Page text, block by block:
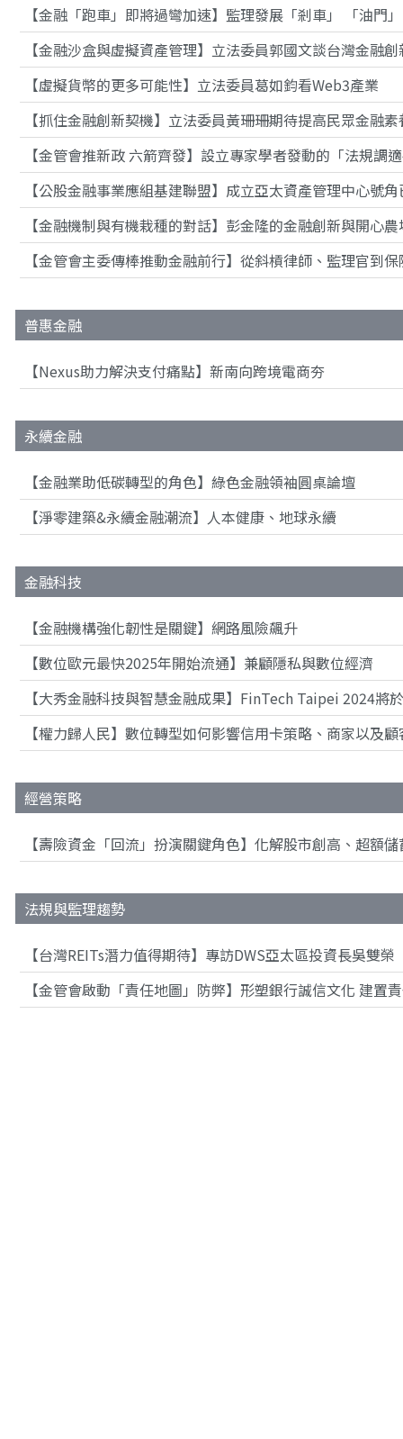
【金融「跑車」即將過彎加速】監理發展「剎車」 「油門
【金融沙盒與虛擬資產管理】立法委員郭國文談台灣金融創
【虛擬貨幣的更多可能性】立法委員葛如鈞看Web3產業
【抓住金融創新契機】立法委員黃珊珊期待提高民眾金融素
【金管會推新政 六箭齊發】設立專家學者發動的「法規調
【公股金融事業應組基建聯盟】成立亞太資產管理中心號
【金融機制與有機栽種的對話】彭金隆的金融創新與開心農
【金管會主委傳棒推動金融前行】從斜槓律師、監理官到
普惠金融
【Nexus助力解決支付痛點】新南向跨境電商夯
永續金融
【金融業助低碳轉型的角色】綠色金融領袖圓桌論壇
【淨零建築&永續金融潮流】人本健康、地球永續
金融科技
【金融機構強化韌性是關鍵】網路風險飆升
【數位歐元最快2025年開始流通】兼顧隱私與數位經濟
【大秀金融科技與智慧金融成果】FinTech Taipei 2024將
【權力歸人民】數位轉型如何影響信用卡策略、商家以及
經營策略
【壽險資金「回流」扮演關鍵角色】化解股市創高、超額
法規與監理趨勢
【台灣REITs潛力值得期待】專訪DWS亞太區投資長吳雙榮
【金管會啟動「責任地圖」防弊】形塑銀行誠信文化 建置